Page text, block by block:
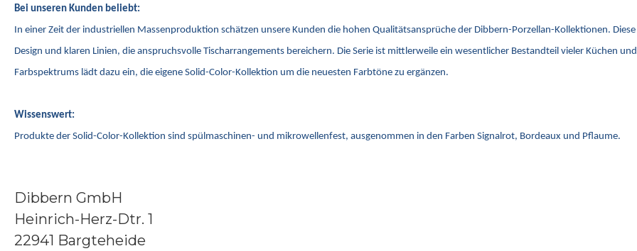
Bei unseren Kunden beliebt:
In einer Zeit der industriellen Massenproduktion schätzen unsere Kunden die hohen Qualitätsansprüche der Dibbern-Porzellan-Kollektionen.
Design und klaren Linien, die anspruchsvolle Tischarrangements bereichern. Die Serie ist mittlerweile ein wesentlicher Bestandteil vieler Küchen
Farbspektrums lädt dazu ein, die eigene Solid-Color-Kollektion um die neuesten Farbtöne zu ergänzen.
Wissenswert:
Produkte der Solid-Color-Kollektion sind spülmaschinen- und mikrowellenfest, ausgenommen in den Farben Signalrot, Bordeaux und Pflaume.
Dibbern GmbH
Heinrich-Herz-Dtr. 1
22941 Bargteheide